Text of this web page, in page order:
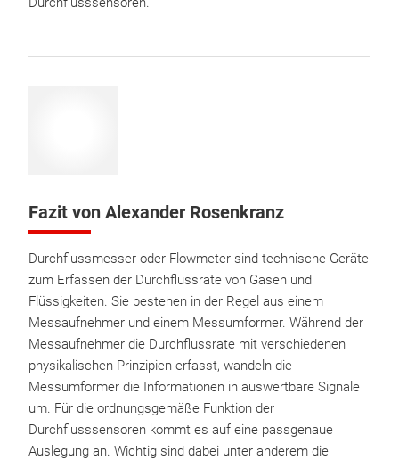
Fazit von Alexander Rosenkranz
Durchflussmesser oder Flowmeter sind technische Geräte
zum Erfassen der Durchflussrate von Gasen und
Flüssigkeiten. Sie bestehen in der Regel aus einem
Messaufnehmer und einem Messumformer. Während der
Messaufnehmer die Durchflussrate mit verschiedenen
physikalischen Prinzipien erfasst, wandeln die
Messumformer die Informationen in auswertbare Signale
um. Für die ordnungsgemäße Funktion der
Durchflusssensoren kommt es auf eine passgenaue
Auslegung an. Wichtig sind dabei unter anderem die